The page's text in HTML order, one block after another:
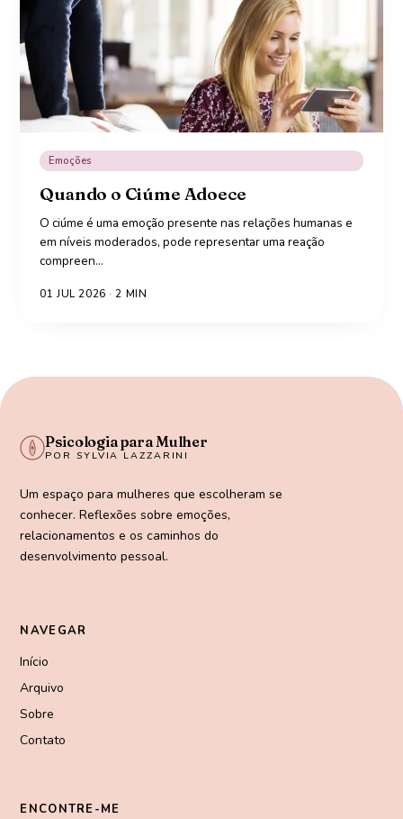
Emoções
Quando o Ciúme Adoece
O ciúme é uma emoção presente nas relações humanas e
em níveis moderados, pode representar uma reação
compreen…
01 JUL 2026 · 2 MIN
Psicologia para Mulher
POR SYLVIA LAZZARINI
Um espaço para mulheres que escolheram se
conhecer. Reflexões sobre emoções,
relacionamentos e os caminhos do
desenvolvimento pessoal.
NAVEGAR
Início
Arquivo
Sobre
Contato
ENCONTRE-ME